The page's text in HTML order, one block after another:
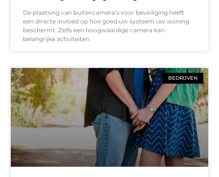
De plaatsing van buitencamera’s voor beveiliging heeft
een directe invloed op hoe goed uw systeem uw woning
beschermt. Zelfs een hoogwaardige camera kan
belangrijke activiteiten
BEDRIJVEN